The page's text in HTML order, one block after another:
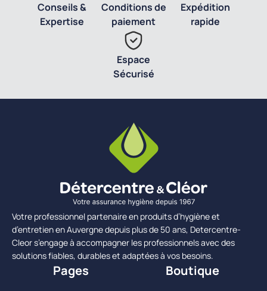
Conseils &
Expertise
Conditions de
paiement
Expédition
rapide
Espace
Sécurisé
Votre professionnel partenaire en produits d’hygiène et
d’entretien en Auvergne depuis plus de 50 ans, Detercentre-
Cleor s’engage à accompagner les professionnels avec des
solutions fiables, durables et adaptées à vos besoins.
Pages Boutique